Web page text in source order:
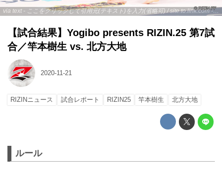
via text - ここをクリックして引用元(テキスト)を入力(省略可) / site.to.link.com - ここをクリックして引用元を入力(省略可)
【試合結果】Yogibo presents RIZIN.25 第7試
合／竿本樹生 vs. 北方大地
2020-11-21
RIZINニュース 試合レポート RIZIN25 竿本樹生 北方大地
ルール